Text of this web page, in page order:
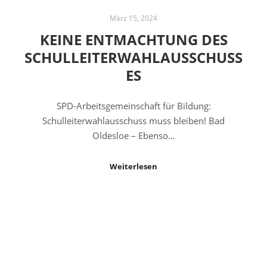
März 15, 2024
KEINE ENTMACHTUNG DES
SCHULLEITERWAHLAUSSCHUSS
ES
SPD-Arbeitsgemeinschaft für Bildung:
Schulleiterwahlausschuss muss bleiben! Bad
Oldesloe – Ebenso…
Weiterlesen